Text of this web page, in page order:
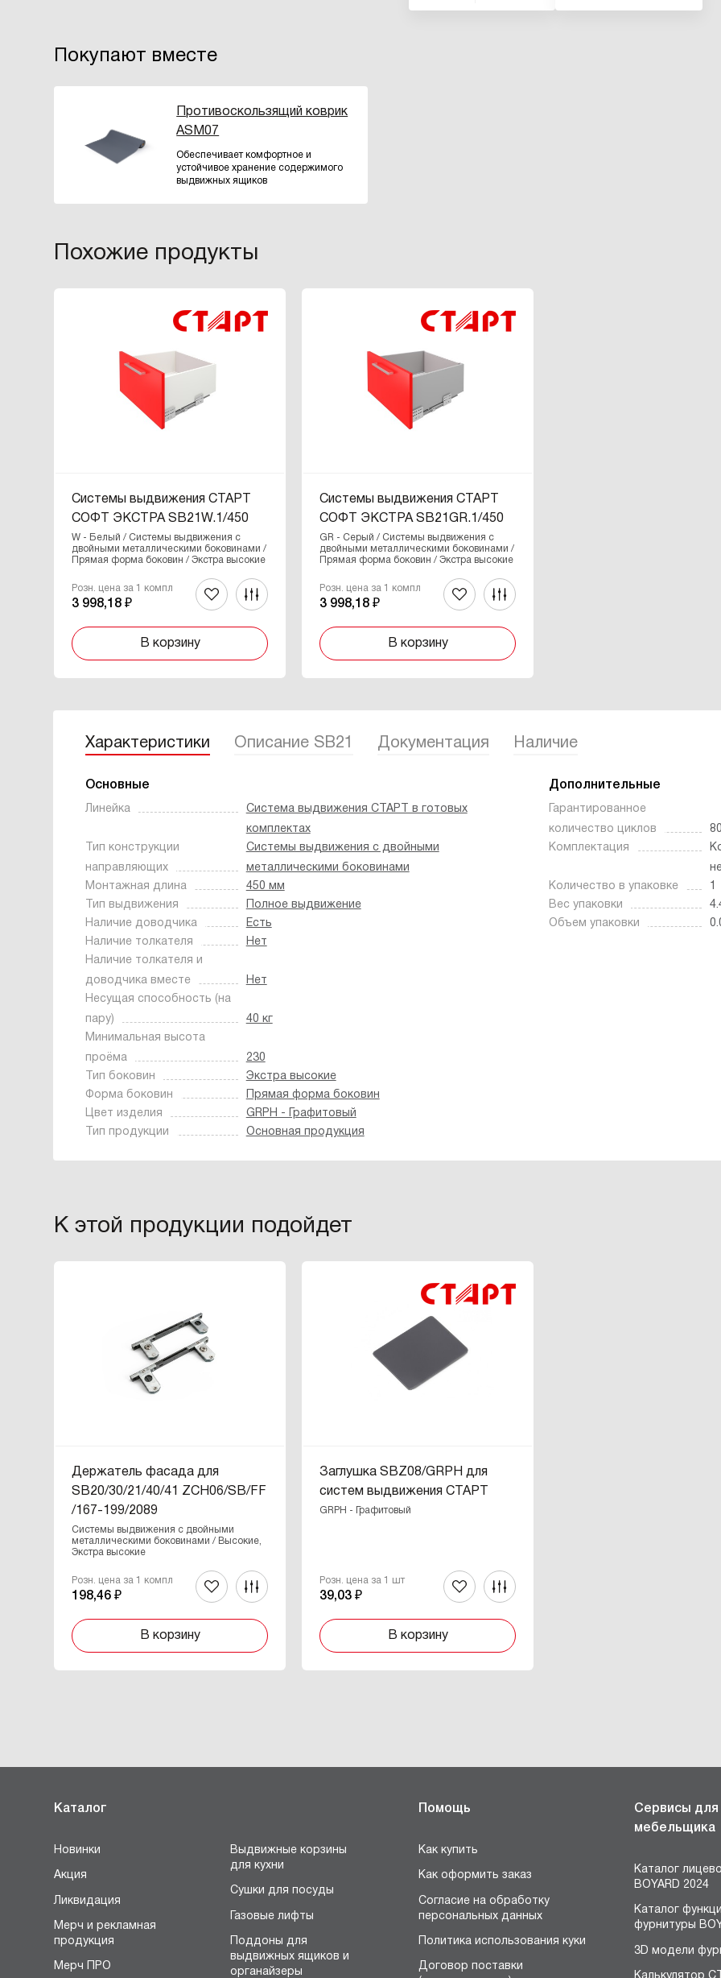
Покупают вместе
Противоскользящий коврик
ASM07
Обеспечивает комфортное и
устойчивое хранение содержимого
выдвижных ящиков
Похожие продукты
Системы выдвижения СТАРТ
СОФТ ЭКСТРА SB21W.1/450
W - Белый / Системы выдвижения с
двойными металлическими боковинами /
Прямая форма боковин / Экстра высокие
Розн. цена за 1 компл
3 998,18 ₽
В корзину
Системы выдвижения СТАРТ
СОФТ ЭКСТРА SB21GR.1/450
GR - Серый / Системы выдвижения с
двойными металлическими боковинами /
Прямая форма боковин / Экстра высокие
Розн. цена за 1 компл
3 998,18 ₽
В корзину
Характеристики Описание SB21 Документация Наличие
Основные
Линейка
Система выдвижения СТАРТ в готовых
комплектах
Тип конструкции
направляющих
Системы выдвижения с двойными
металлическими боковинами
Монтажная длина
450 мм
Тип выдвижения
Полное выдвижение
Наличие доводчика
Есть
Наличие толкателя
Нет
Наличие толкателя и
доводчика вместе
Нет
Несущая способность (на
пару)
40 кг
Минимальная высота
проёма
230
Тип боковин
Экстра высокие
Форма боковин
Прямая форма боковин
Цвет изделия
GRPH - Графитовый
Тип продукции
Основная продукция
Дополнительные
Гарантированное
количество циклов
Комплектация
Количество в упаковке
1
Вес упаковки
Объем упаковки
К этой продукции подойдет
Держатель фасада для
SB20/30/21/40/41 ZCH06/SB/FF
/167-199/2089
Системы выдвижения с двойными
металлическими боковинами / Высокие,
Экстра высокие
Розн. цена за 1 компл
198,46 ₽
В корзину
Заглушка SBZ08/GRPH для
систем выдвижения СТАРТ
GRPH - Графитовый
Розн. цена за 1 шт
39,03 ₽
В корзину
Каталог
Новинки
Акция
Ликвидация
Мерч и рекламная
продукция
Мерч ПРО
Выдвижные корзины
для кухни
Сушки для посуды
Газовые лифты
Поддоны для
выдвижных ящиков и
органайзеры
Помощь
Как купить
Как оформить заказ
Согласие на обработку
персональных данных
Политика использования куки
Договор поставки
Сервисы для
мебельщика
Каталог
BOYARD 2024
Каталог
фурнитуры
3D модели